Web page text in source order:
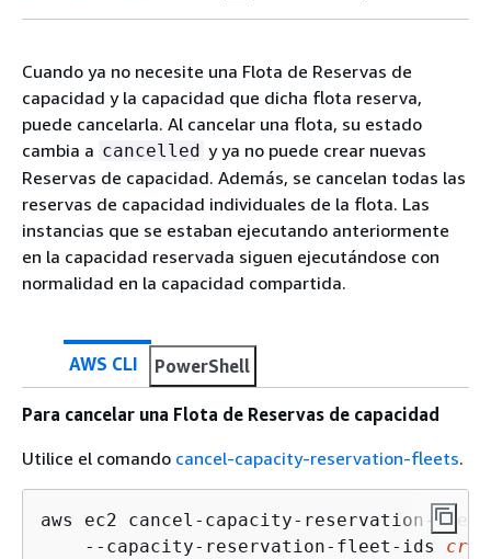
Cuando ya no necesite una Flota de Reservas de
capacidad y la capacidad que dicha flota reserva,
puede cancelarla. Al cancelar una flota, su estado
cambia a cancelled y ya no puede crear nuevas
Reservas de capacidad. Además, se cancelan todas las
reservas de capacidad individuales de la flota. Las
instancias que se estaban ejecutando anteriormente
en la capacidad reservada siguen ejecutándose con
normalidad en la capacidad compartida.
AWS CLI PowerShell
Para cancelar una Flota de Reservas de capacidad
Utilice el comando cancel-capacity-reservation-fleets.
aws ec2 cancel-capacity-reservation-
    --capacity-reservation-fleet-ids
crf-